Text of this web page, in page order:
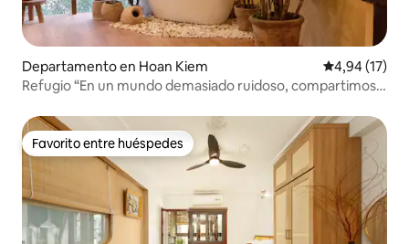
Departamento en Hoan Kiem Calificación
4,94 (17)
Refugio “En un mundo demasiado ruidoso, compartimos
Favorito entre huéspedes
Favorito entre huéspedes